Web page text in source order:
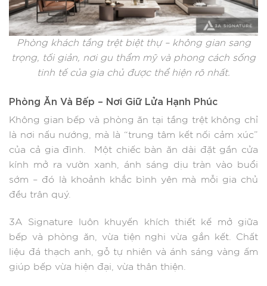
Phòng khách tầng trệt biệt thự – không gian sang
trọng, tối giản, nơi gu thẩm mỹ và phong cách sống
tinh tế của gia chủ được thể hiện rõ nhất.
Phòng Ăn Và Bếp – Nơi Giữ Lửa Hạnh Phúc
Không gian bếp và phòng ăn tại tầng trệt không chỉ
là nơi nấu nướng, mà là “trung tâm kết nối cảm xúc”
của cả gia đình. Một chiếc bàn ăn dài đặt gần cửa
kính mở ra vườn xanh, ánh sáng dịu tràn vào buổi
sớm – đó là khoảnh khắc bình yên mà mỗi gia chủ
đều trân quý.
3A Signature luôn khuyến khích thiết kế mở giữa
bếp và phòng ăn, vừa tiện nghi vừa gắn kết. Chất
liệu đá thạch anh, gỗ tự nhiên và ánh sáng vàng ấm
giúp bếp vừa hiện đại, vừa thân thiện.